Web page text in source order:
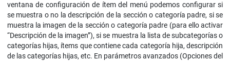
ventana de configuración de ítem del menú podemos configurar si
se muestra o no la descripción de la sección o categoría padre, si se
muestra la imagen de la sección o categoría padre (para ello activar
“Descripción de la imagen”), si se muestra la lista de subcategorías o
categorías hijas, ítems que contiene cada categoría hija, descripción
de las categorías hijas, etc. En parámetros avanzados (Opciones del